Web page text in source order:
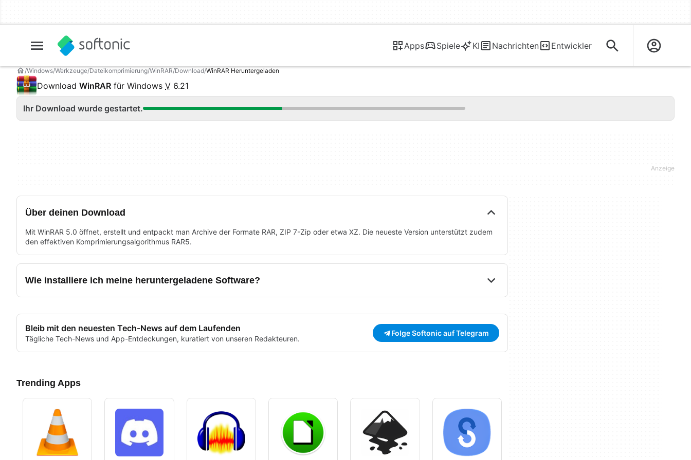
Apps Spiele KI Nachrichten Entwickler
Windows Werkzeuge Dateikomprimierung WinRAR Download WinRAR Heruntergeladen
Download WinRAR für Windows V 6.21
Ihr Download wurde gestartet.
Über deinen Download
Mit WinRAR 5.0 öffnet, erstellt und entpackt man Archive der Formate RAR, ZIP 7-Zip oder etwa XZ. Die neueste Version unterstützt zudem
den effektiven Komprimierungsalgorithmus RAR5.
Wie installiere ich meine heruntergeladene Software?
Bleib mit den neuesten Tech-News auf dem Laufenden
Tägliche Tech-News und App-Entdeckungen, kuratiert von unseren Redakteuren.
Folge Softonic auf Telegram
Trending Apps